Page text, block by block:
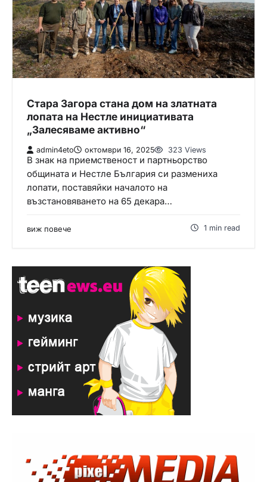
Стара Загора стана дом на златната
лопата на Нестле инициативата
„Залесяваме активно“
admin4eto октомври 16, 2025 323 Views
В знак на приемственост и партньорство
общината и Нестле България си размениха
лопати, поставяйки началото на
възстановяването на 65 декара…
виж повече 1 min read